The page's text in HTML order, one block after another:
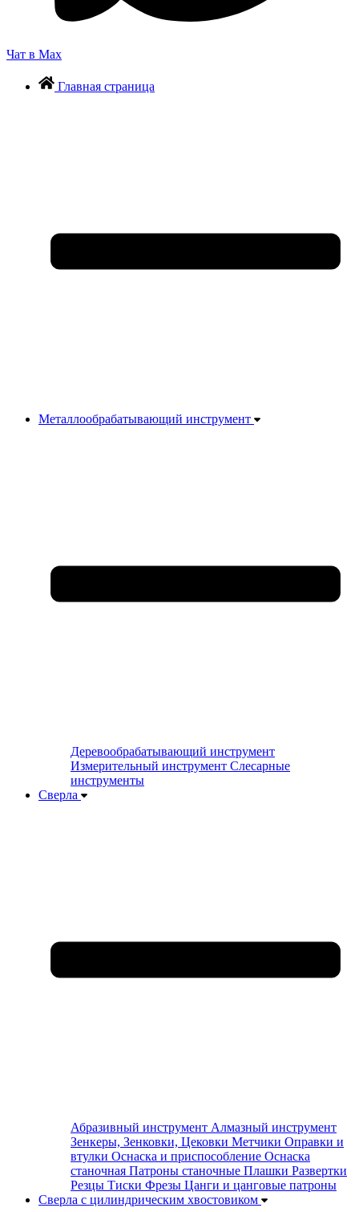
Чат в Max
Главная страница
Металлообрабатывающий инструмент
Деревообрабатывающий инструмент
Измерительный инструмент Слесарные
инструменты
Сверла
Абразивный инструмент Алмазный инструмент
Зенкеры, Зенковки, Цековки Метчики Оправки и
втулки Оснаска и приспособление Оснаска
станочная Патроны станочные Плашки Развертки
Резцы Тиски Фрезы Цанги и цанговые патроны
Сверла с цилиндрическим хвостовиком